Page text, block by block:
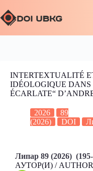
INTERTEXTUALITÉ
IDÉOLOGIQUE DANS
ÉCARLATE“
2026
89
(2026)
DOI
Липар 89 (2026)
АУТОР(И) /